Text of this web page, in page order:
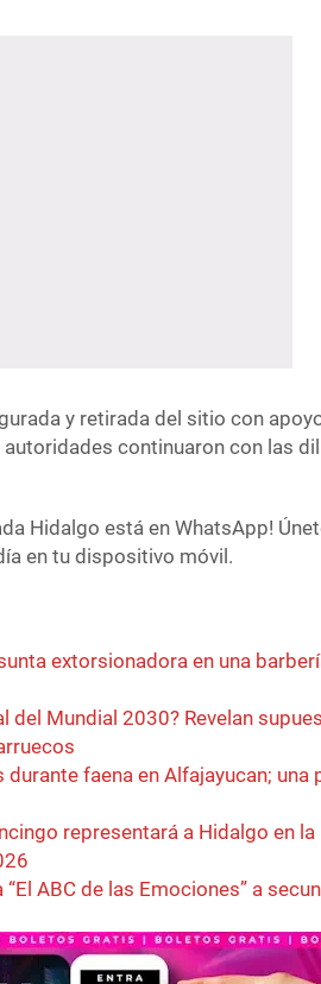
y retirada del sitio con
continuaron con las
Hidalgo está en WhatsApp!
en tu dispositivo móvil.
extorsionadora en una
del Mundial 2030? Revelan
faena en Alfajayucan; una
representará a Hidalgo en
ABC de las Emociones” a